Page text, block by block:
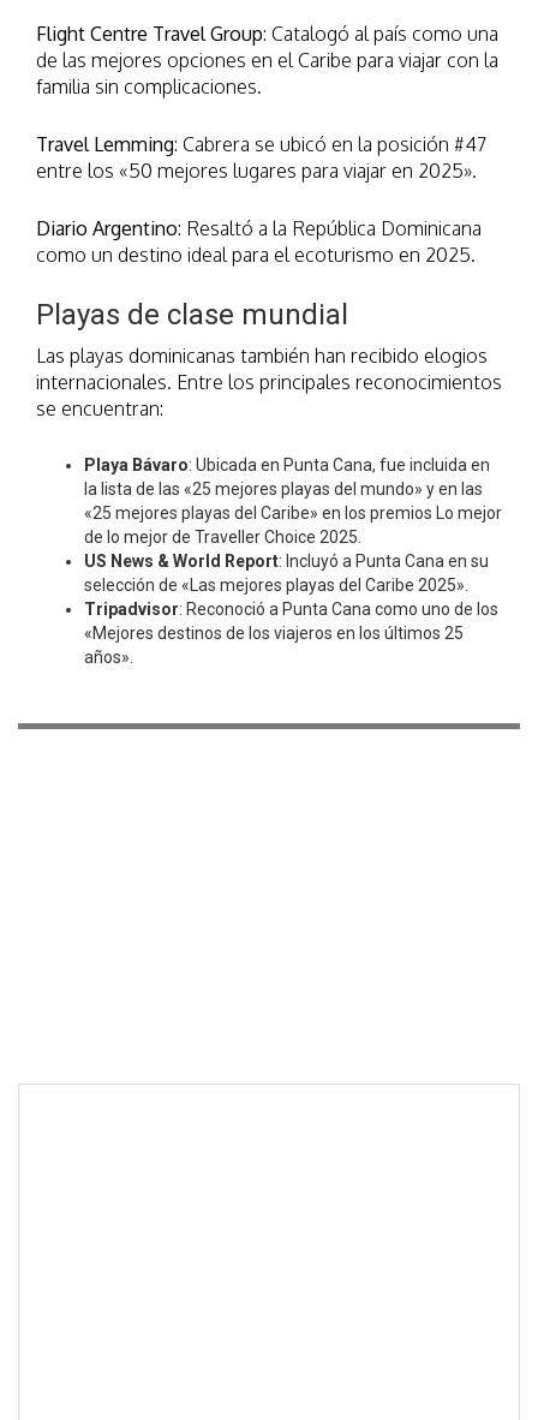
Flight Centre Travel Group: Catalogó al país como una
de las mejores opciones en el Caribe para viajar con la
familia sin complicaciones.
Travel Lemming: Cabrera se ubicó en la posición #47
entre los «50 mejores lugares para viajar en 2025».
Diario Argentino: Resaltó a la República Dominicana
como un destino ideal para el ecoturismo en 2025.
Playas de clase mundial
Las playas dominicanas también han recibido elogios
internacionales. Entre los principales reconocimientos
se encuentran:
Playa Bávaro: Ubicada en Punta Cana, fue incluida en
la lista de las «25 mejores playas del mundo» y en las
«25 mejores playas del Caribe» en los premios Lo mejor
de lo mejor de Traveller Choice 2025.
US News & World Report: Incluyó a Punta Cana en su
selección de «Las mejores playas del Caribe 2025».
Tripadvisor: Reconoció a Punta Cana como uno de los
«Mejores destinos de los viajeros en los últimos 25
años».